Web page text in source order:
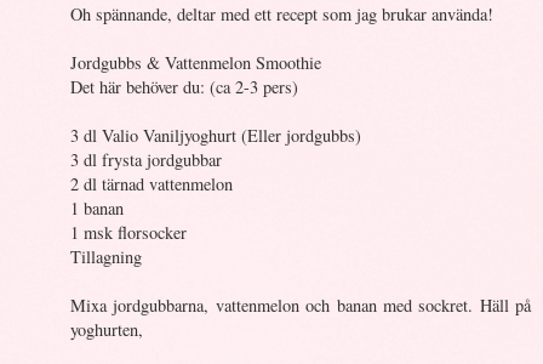
Oh spännande, deltar med ett recept som jag brukar använda!
Jordgubbs & Vattenmelon Smoothie
Det här behöver du: (ca 2-3 pers)
3 dl Valio Vaniljyoghurt (Eller jordgubbs)
3 dl frysta jordgubbar
2 dl tärnad vattenmelon
1 banan
1 msk florsocker
Tillagning
Mixa jordgubbarna, vattenmelon och banan med sockret. Häll på
yoghurten,